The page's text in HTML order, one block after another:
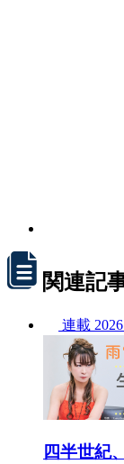
関連記
連載 2026
四半世紀